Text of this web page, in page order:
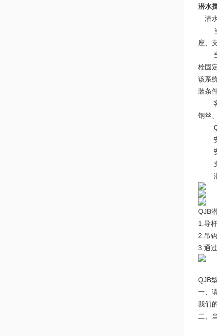
潜水
潜
当
座、
当
栓固
该系
装条
客
钢丝
安
安
支
潜
QJB
1.导
2.吊
3.通
QJB
一、
我们
二、